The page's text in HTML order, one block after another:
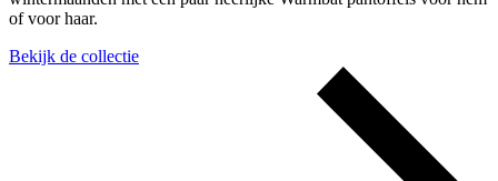
of voor haar.
Bekijk de collectie